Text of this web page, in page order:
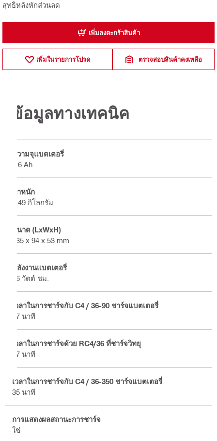
สุทธิหลังหักส่วนลด
เพิ่มลงตะกร้าสินค้า
เพิ่มในรายการโปรด ตรวจสอบสินค้าคงเหลือ
ข้อมูลทางเทคนิค
ความจุแบตเตอรี่
2.6 Ah
น้ำหนัก
0.49 กิโลกรัม
ขนาด (LxWxH)
135 x 94 x 53 mm
พลังงานแบตเตอรี่
56 วัตต์ ชม.
เวลาในการชาร์จกับ C4 / 36-90 ชาร์จแบตเตอรี่
37 นาที
เวลาในการชาร์จด้วย RC4/36 ที่ชาร์จวิทยุ
37 นาที
เวลาในการชาร์จกับ C4 / 36-350 ชาร์จแบตเตอรี่
35 นาที
การแสดงผลสถานะการชาร์จ
ใช่